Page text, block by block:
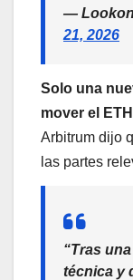
—
21, 2026
Solo una
mover el
Arbitrum dijo
las partes
“Tras
técnica y